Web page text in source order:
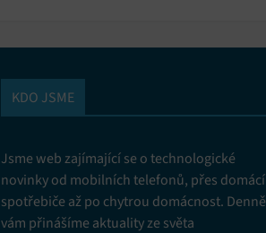
KDO JSME
Jsme web zajímající se o technologické
novinky od mobilních telefonů, přes domácí
spotřebiče až po chytrou domácnost. Denně
vám přinášíme aktuality ze světa